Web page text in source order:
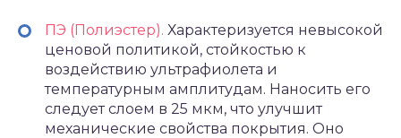
ПЭ (Полиэстер). Характеризуется невысокой
ценовой политикой, стойкостью к
воздействию ультрафиолета и
температурным амплитудам. Наносить его
следует слоем в 25 мкм, что улучшит
механические свойства покрытия. Оно